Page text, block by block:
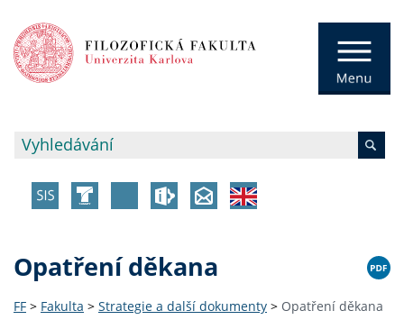
Opatření děkana
FF > Fakulta > Strategie a další dokumenty > Opatření děkana